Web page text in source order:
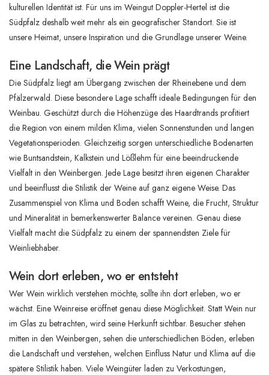
kulturellen Identität ist. Für uns im Weingut Doppler-Hertel ist die
Südpfalz deshalb weit mehr als ein geografischer Standort. Sie ist
unsere Heimat, unsere Inspiration und die Grundlage unserer Weine.
Eine Landschaft, die Wein prägt
Die Südpfalz liegt am Übergang zwischen der Rheinebene und dem
Pfälzerwald. Diese besondere Lage schafft ideale Bedingungen für den
Weinbau. Geschützt durch die Höhenzüge des Haardtrands profitiert
die Region von einem milden Klima, vielen Sonnenstunden und langen
Vegetationsperioden. Gleichzeitig sorgen unterschiedliche Bodenarten
wie Buntsandstein, Kalkstein und Lößlehm für eine beeindruckende
Vielfalt in den Weinbergen. Jede Lage besitzt ihren eigenen Charakter
und beeinflusst die Stilistik der Weine auf ganz eigene Weise. Das
Zusammenspiel von Klima und Boden schafft Weine, die Frucht, Struktur
und Mineralität in bemerkenswerter Balance vereinen. Genau diese
Vielfalt macht die Südpfalz zu einem der spannendsten Ziele für
Weinliebhaber.
Wein dort erleben, wo er entsteht
Wer Wein wirklich verstehen möchte, sollte ihn dort erleben, wo er
wächst. Eine Weinreise eröffnet genau diese Möglichkeit. Statt Wein nur
im Glas zu betrachten, wird seine Herkunft sichtbar. Besucher stehen
mitten in den Weinbergen, sehen die unterschiedlichen Böden, erleben
die Landschaft und verstehen, welchen Einfluss Natur und Klima auf die
spätere Stilistik haben. Viele Weingüter laden zu Verkostungen,